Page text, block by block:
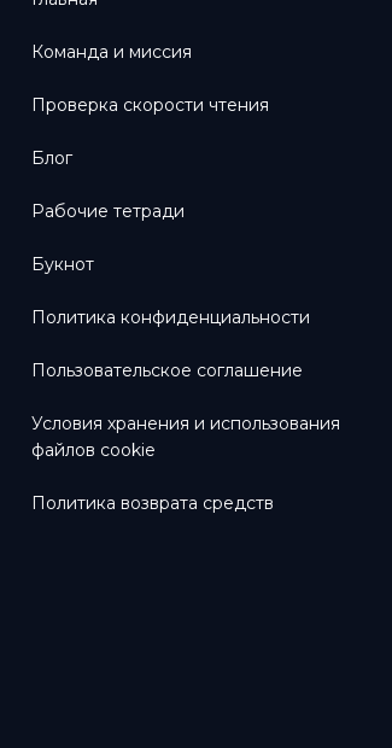
Команда и миссия
Проверка скорости чтения
Блог
Рабочие тетради
Букнот
Политика конфиденциальности
Пользовательское соглашение
Условия хранения и использования
файлов cookie
Политика возврата средств